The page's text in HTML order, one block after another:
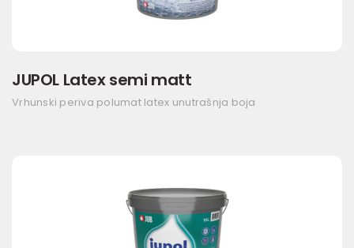
JUPOL Latex semi matt
Vrhunski periva polumat latex unutrašnja boja